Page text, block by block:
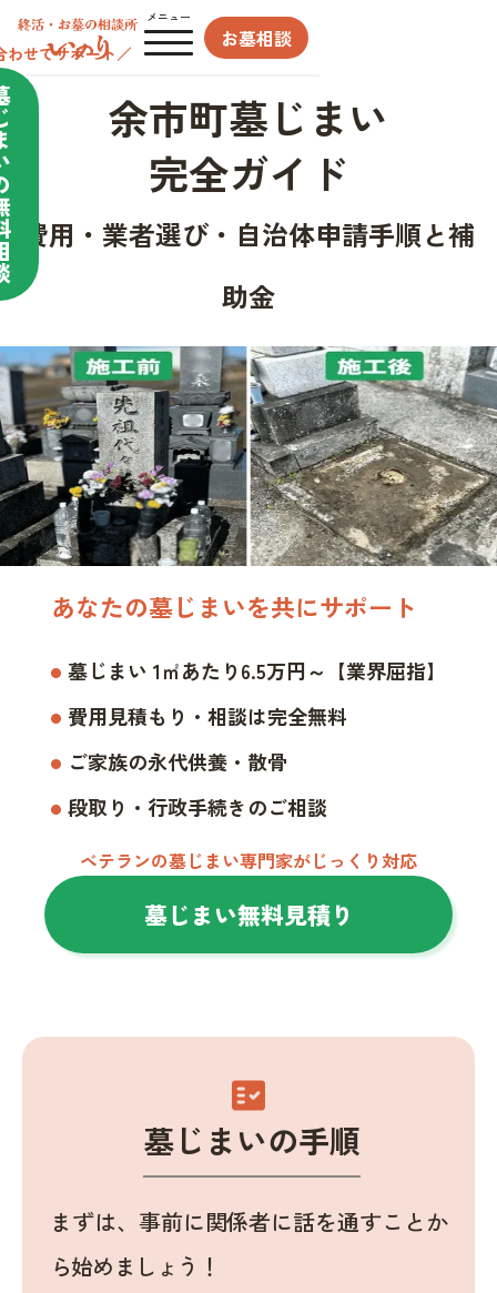
メニュー
お墓相談
わせてサポート／
余市町墓じまい
完全ガイド
費用・業者選び・自治体申請手順と補
助金
あなたの墓じまいを共にサポート
墓じまい 1㎡あたり6.5万円～【業界屈指】
費用見積もり・相談は完全無料
ご家族の永代供養・散骨
段取り・行政手続きのご相談
ベテランの墓じまい専門家がじっくり対応
墓じまい無料見積り
fact_check
墓じまいの手順
まずは、事前に関係者に話を通すことか
ら始めましょう！